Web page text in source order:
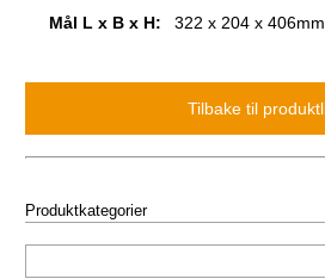
Mål L x B x H:
322 x 204 x 406mm
Produktkategorier